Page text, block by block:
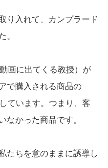
り入れて、カンプラード
。
画に出てくる教授）が
で購入される商品の
ています。つまり、客
なかった商品です。
たちを意のままに誘導し